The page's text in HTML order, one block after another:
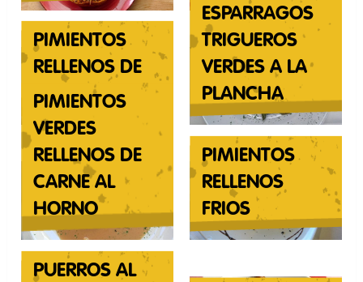
PIMIENTOS
RELLENOS DE
MORCILLA
ESPARRAGOS
TRIGUEROS
VERDES A LA
PLANCHA
PIMIENTOS
VERDES
RELLENOS DE
CARNE AL
HORNO
PIMIENTOS
RELLENOS
FRIOS
PUERROS AL